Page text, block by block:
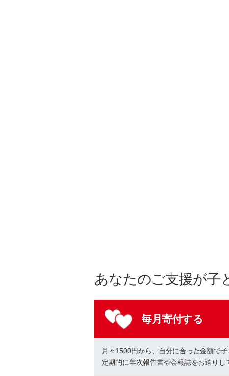
あなたのご支援が子
毎月寄付する
月々1500円から、自分に合った金額で子
定期的に年次報告書や会報誌をお送りし